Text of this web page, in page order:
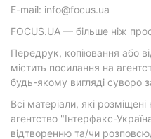
E-mail: info@focus.ua
FOCUS.UA — більше ніж
Передрук, копіювання або
містить посилання на
будь-якому вигляді суворо
Всі матеріали, які
агентство "Інтерфакс-
відтворенню та/чи